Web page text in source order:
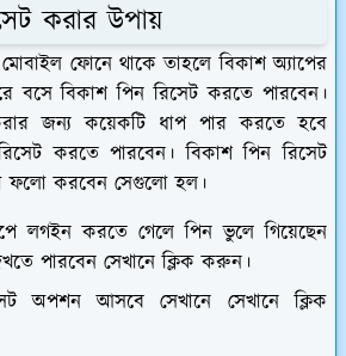
করার উপায়
মোবাইল ফোনে থাকে তাহলে বিকাশ অ্যাপের
বসে বিকাশ পিন রিসেট করতে পারবেন।
জন্য কয়েকটি ধাপ পার করতে হবে
করতে পারবেন। বিকাশ পিন রিসেট
ফলো করবেন সেগুলো হল।
লগইন করতে গেলে পিন ভুলে গিয়েছেন
পারবেন সেখানে ক্লিক করুন।
অপশন আসবে সেখানে সেখানে ক্লিক